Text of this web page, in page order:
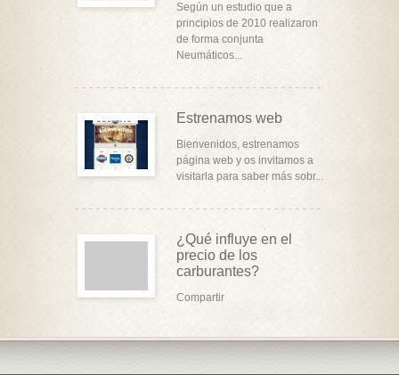
Según un estudio que a
principios de 2010 realizaron
de forma conjunta
Neumáticos...
Estrenamos web
Bienvenidos, estrenamos
página web y os invitamos a
visitarla para saber más sobr...
¿Qué influye en el
precio de los
carburantes?
Compartir